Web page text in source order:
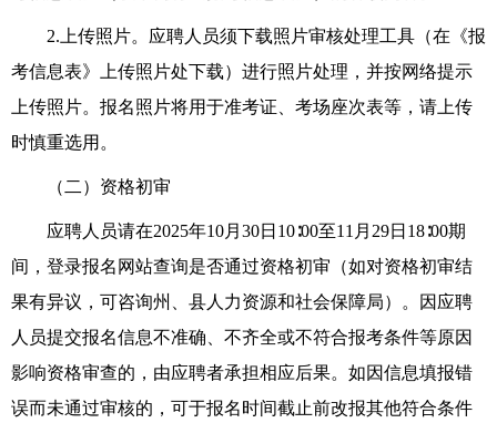
2. 上传照 片。应聘人员须下载照片审核处理工具（在《报
考信息表》上传照片处下载）进行照片处理，并按网络提示
上传照片。报名照片将用于准考证、考场座次表等，请上传
时慎重选用。
（ 二 ） 资格初审
应聘人员请在2025年10月 30日10∶00至11 月 29日18∶00期
间，登录报名网站查询是否通过资格初审 （如对资格初审结
果有异议，可咨询州、县人力资源和社会保障局） 。
因应聘
人员提交报名信息不准确、不齐全或不符合报考条件等原因
影响资格审查的，由应聘者承担相应后果。 如因信息填报错
误而未通过审核的， 可于报名时间截止前改报其他符合条件